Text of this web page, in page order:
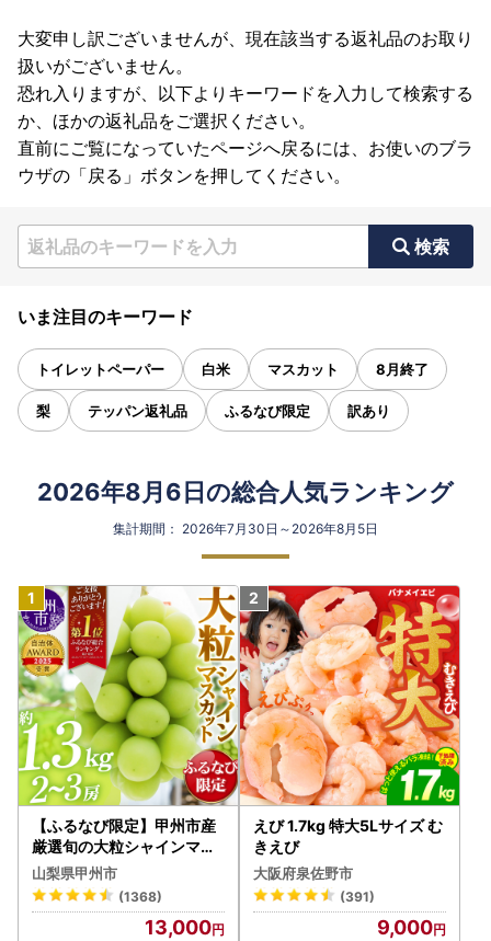
大変申し訳ございませんが、現在該当する返礼品のお取り
扱いがございません。
恐れ入りますが、以下よりキーワードを入力して検索する
か、ほかの返礼品をご選択ください。
直前にご覧になっていたページへ戻るには、お使いのブラ
ウザの「戻る」ボタンを押してください。
検索
いま注目のキーワード
トイレットペーパー 白米 マスカット 8月終了
梨 テッパン返礼品 ふるなび限定 訳あり
2026年8月6日の総合人気ランキング
集計期間： 2026年7月30日～2026年8月5日
【ふるなび限定】甲州市産
厳選旬の大粒シャインマス
カット 約1.3kg 2～3房【2
026年発送】（MG）B12-
472 FN-Limited-VO シャ
インマスカット フルーツ
山梨県甲州市
(1368)
13,000
えび 1.7kg 特大5Lサイズ む
きえび
大阪府泉佐野市
(391)
9,000